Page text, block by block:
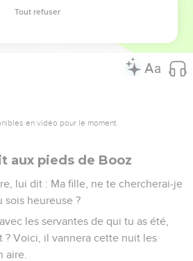
servantes de Booz, pour glaner
en vidéo pour le moment.
aux pieds de Booz
lui dit : Ma fille, ne te chercherai-je
sois heureuse ?
les servantes de qui tu as été,
? Voici, il vannera cette nuit les
aire.
Tout refuser